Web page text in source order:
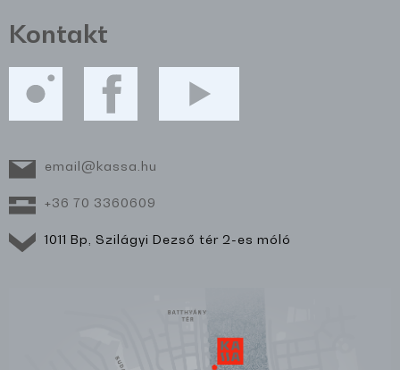
Kontakt
email@kassa.hu
+36 70 3360609
1011 Bp, Szilágyi Dezső tér 2-es móló